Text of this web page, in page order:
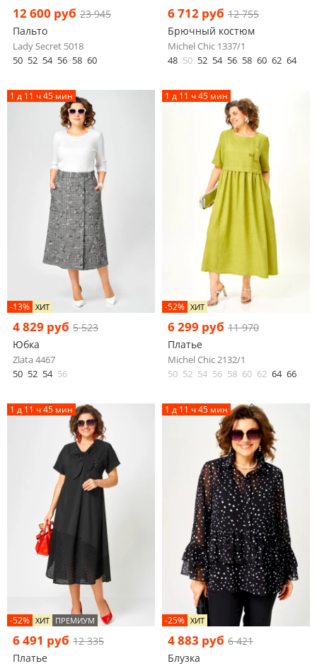
12 600 руб 23 945
Пальто
Lady Secret 5018
50 52 54 56 58 60
6 712 руб 12 755
Брючный костюм
Michel Chic 1337/1
48 50 52 54 56 58 60 62 64
1 д 11 ч 45 мин
-13% ХИТ
4 829 руб 5 523
Юбка
Zlata 4467
50 52 54 56
1 д 11 ч 45 мин
-52% ХИТ
6 299 руб 11 970
Платье
Michel Chic 2132/1
50 52 54 56 58 60 62 64 66
1 д 11 ч 45 мин
-52% ХИТ ПРЕМИУМ
6 491 руб 12 335
Платье
1 д 11 ч 45 мин
-25% ХИТ
4 883 руб 6 421
Блузка